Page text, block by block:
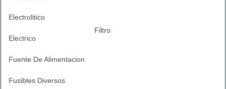
Electrolitico
Filtro
Electrico
Fuente De Alimentacion
Fusibles Diversos